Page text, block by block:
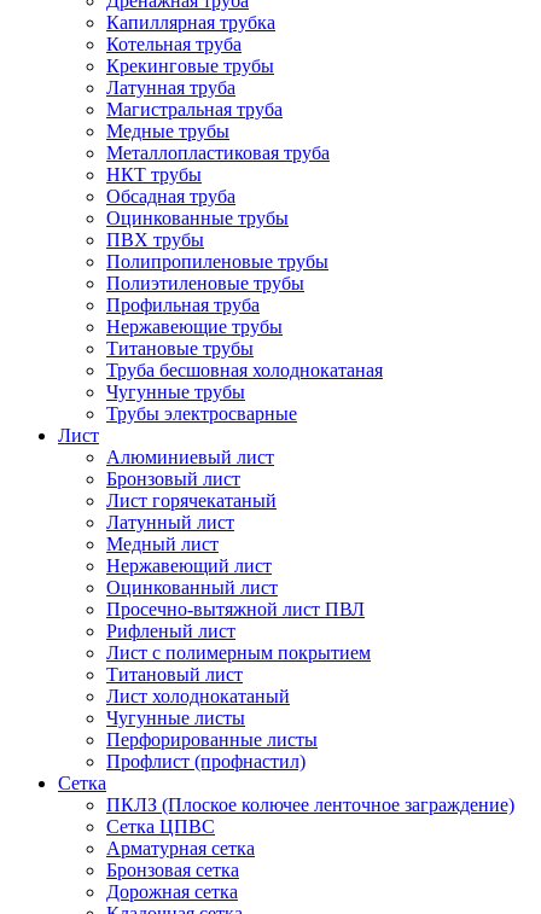
Капиллярная трубка
Котельная труба
Крекинговые трубы
Латунная труба
Магистральная труба
Медные трубы
Металлопластиковая труба
НКТ трубы
Обсадная труба
Оцинкованные трубы
ПВХ трубы
Полипропиленовые трубы
Полиэтиленовые трубы
Профильная труба
Нержавеющие трубы
Титановые трубы
Труба бесшовная холоднокатаная
Чугунные трубы
Трубы электросварные
Лист
Алюминиевый лист
Бронзовый лист
Лист горячекатаный
Латунный лист
Медный лист
Нержавеющий лист
Оцинкованный лист
Просечно-вытяжной лист ПВЛ
Рифленый лист
Лист с полимерным покрытием
Титановый лист
Лист холоднокатаный
Чугунные листы
Перфорированные листы
Профлист (профнастил)
Сетка
ПКЛЗ (Плоское колючее ленточное заграждение)
Сетка ЦПВС
Арматурная сетка
Бронзовая сетка
Дорожная сетка